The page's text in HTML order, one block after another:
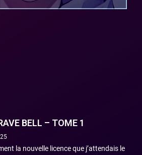
BELL – TOME 1
la nouvelle licence que j’attendais le